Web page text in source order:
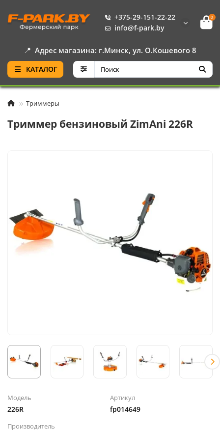
+375-29-151-22-22
info@f-park.by
0
📍 Адрес магазина: г.Минск, ул. О.Кошевого 8
КАТАЛОГ
Триммеры
Триммер бензиновый ZimAni 226R
Модель
226R
Артикул
fp014649
Производитель